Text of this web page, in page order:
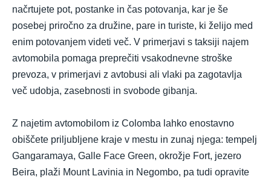
načrtujete pot, postanke in čas potovanja, kar je še
posebej priročno za družine, pare in turiste, ki želijo med
enim potovanjem videti več. V primerjavi s taksiji najem
avtomobila pomaga preprečiti vsakodnevne stroške
prevoza, v primerjavi z avtobusi ali vlaki pa zagotavlja
več udobja, zasebnosti in svobode gibanja.
Z najetim avtomobilom iz Colomba lahko enostavno
obiščete priljubljene kraje v mestu in zunaj njega: tempelj
Gangaramaya, Galle Face Green, okrožje Fort, jezero
Beira, plaži Mount Lavinia in Negombo, pa tudi opravite